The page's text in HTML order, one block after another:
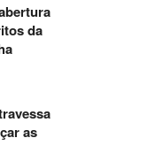
da
as